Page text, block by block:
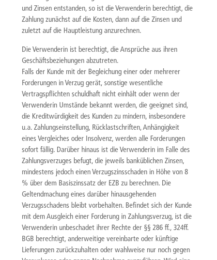
und Zinsen entstanden, so ist die Verwenderin berechtigt, die
Zahlung zunächst auf die Kosten, dann auf die Zinsen und
zuletzt auf die Hauptleistung anzurechnen.
Die Verwenderin ist berechtigt, die Ansprüche aus ihren
Geschäftsbeziehungen abzutreten.
Falls der Kunde mit der Begleichung einer oder mehrerer
Forderungen in Verzug gerät, sonstige wesentliche
Vertragspflichten schuldhaft nicht einhält oder wenn der
Verwenderin Umstände bekannt werden, die geeignet sind,
die Kreditwürdigkeit des Kunden zu mindern, insbesondere
u.a. Zahlungseinstellung, Rücklastschriften, Anhängigkeit
eines Vergleiches oder Insolvenz, werden alle Forderungen
sofort fällig. Darüber hinaus ist die Verwenderin im Falle des
Zahlungsverzuges befugt, die jeweils banküblichen Zinsen,
mindestens jedoch einen Verzugszinsschaden in Höhe von 8
% über dem Basiszinssatz der EZB zu berechnen. Die
Geltendmachung eines darüber hinausgehenden
Verzugsschadens bleibt vorbehalten. Befindet sich der Kunde
mit dem Ausgleich einer Forderung in Zahlungsverzug, ist die
Verwenderin unbeschadet ihrer Rechte der §§ 286 ff., 324ff.
BGB berechtigt, anderweitige vereinbarte oder künftige
Lieferungen zurückzuhalten oder wahlweise nur noch gegen